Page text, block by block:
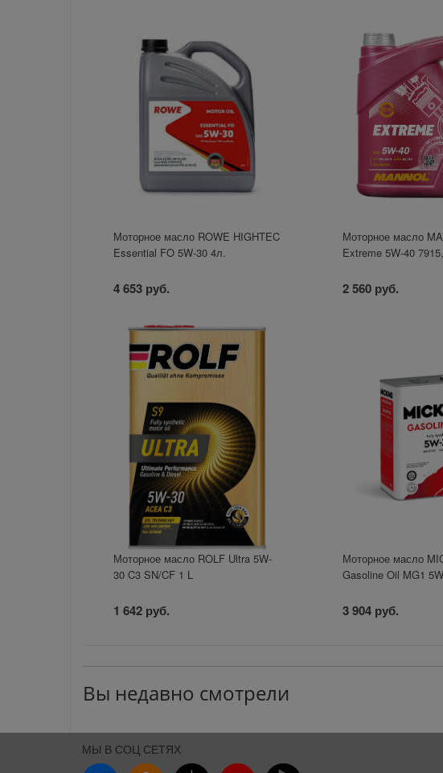
Моторное масло ROWE HIGHTEC
Essential FO 5W-30 4л.
4 653 руб.
Моторное масло
Extreme 5W-40
2 560 руб.
Моторное масло ROLF Ultra 5W-
30 C3 SN/CF 1 L
1 642 руб.
Моторное масло
Gasoline Oil MG1
3 904 руб.
Вы недавно смотрели
МЫ В СОЦ СЕТЯХ